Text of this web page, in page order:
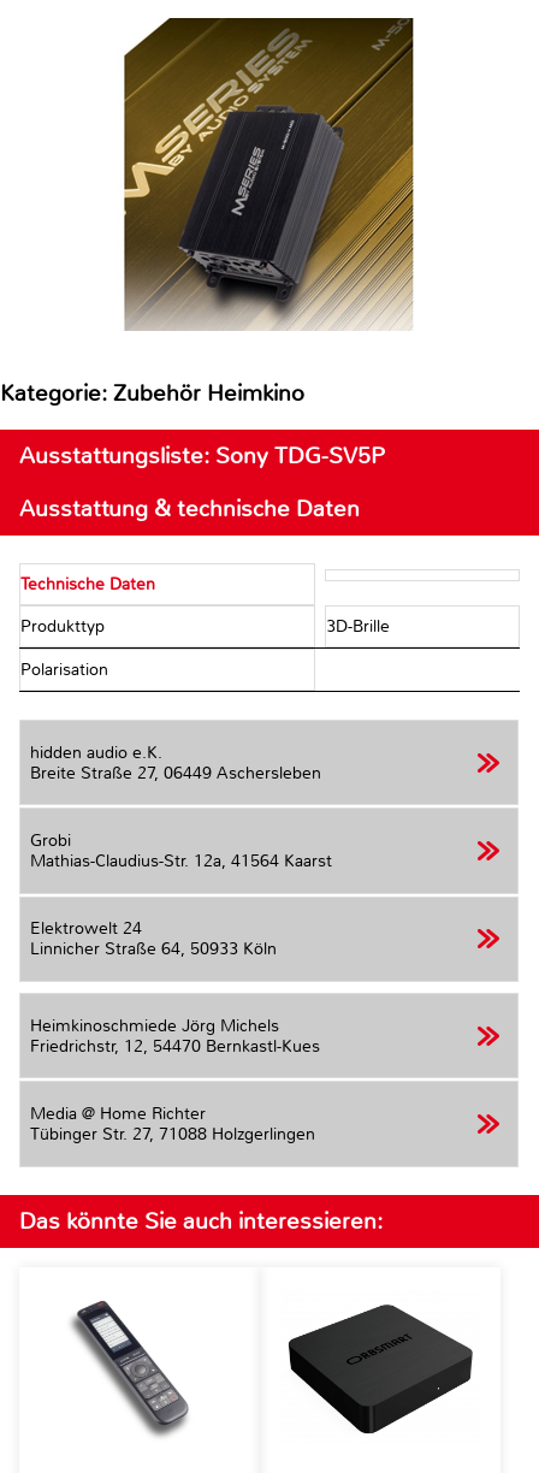
Kategorie: Zubehör Heimkino
Ausstattungsliste: Sony TDG-SV5P
Ausstattung & technische Daten
Technische Daten
Produkttyp 3D-Brille
Polarisation
hidden audio e.K.
Breite Straße 27, 06449 Aschersleben
Grobi
Mathias-Claudius-Str. 12a, 41564 Kaarst
Elektrowelt 24
Linnicher Straße 64, 50933 Köln
Heimkinoschmiede Jörg Michels
Friedrichstr, 12, 54470 Bernkastl-Kues
Media @ Home Richter
Tübinger Str. 27, 71088 Holzgerlingen
Das könnte Sie auch interessieren: